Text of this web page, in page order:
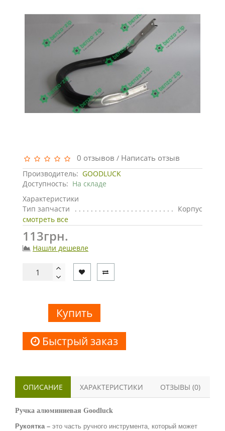
0 отзывов / Написать отзыв
Производитель: GOODLUCK
Доступность: На складе
Характеристики
Тип запчасти
Корпус
смотреть все
113грн.
Нашли дешевле
Купить
Быстрый заказ
ОПИСАНИЕ ХАРАКТЕРИСТИКИ ОТЗЫВЫ (0)
Ручка алюминиевая Goodluck
Рукоятка – это часть ручного инструмента, который может